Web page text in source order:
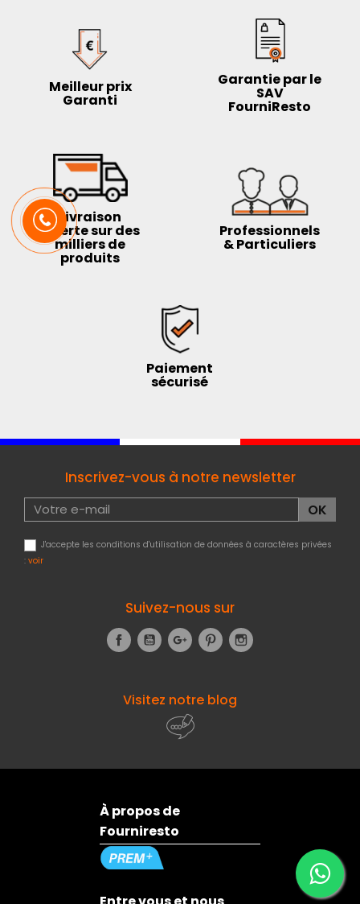
Meilleur prix
Garanti
Garantie par le
SAV
FourniResto
Livraison
offerte sur des
milliers de
produits
Professionnels
& Particuliers
Paiement
sécurisé
Inscrivez-vous à notre newsletter
J'accepte les conditions d'utilisation de données à caractères privées
: voir
Suivez-nous sur
FacebookYouTubeGoogle+Pinterest
Visitez notre blog
À propos de
Fourniresto